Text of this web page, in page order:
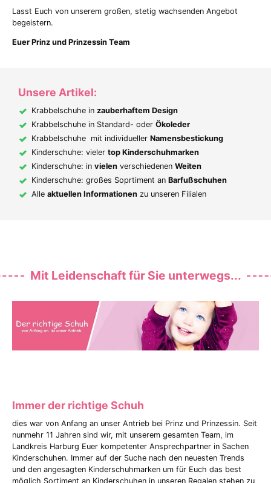
Lasst Euch von unserem großen, stetig wachsenden Angebot
begeistern.
Euer Prinz und Prinzessin Team
Unsere Artikel:
Krabbelschuhe in zauberhaftem Design
Krabbelschuhe in Standard- oder Ökoleder
Krabbelschuhe mit individueller Namensbestickung
Kinderschuhe: vieler top Kinderschuhmarken
Kinderschuhe: in vielen verschiedenen Weiten
Kinderschuhe: großes Soprtiment an Barfußschuhen
Alle aktuellen Informationen zu unseren Filialen
Mit Leidenschaft für Sie unterwegs...
Immer der richtige Schuh
dies war von Anfang an unser Antrieb bei Prinz und Prinzessin. Seit
nunmehr 11 Jahren sind wir, mit unserem gesamten Team, im
Landkreis Harburg Euer kompetenter Ansprechpartner in Sachen
Kinderschuhen. Immer auf der Suche nach den neuesten Trends
und den angesagten Kinderschuhmarken um für Euch das best
möglich Sortiment an Kinderschuhen in unseren Regalen stehen zu